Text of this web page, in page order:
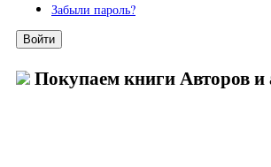
Забыли пароль?
Покупаем книги Авторов